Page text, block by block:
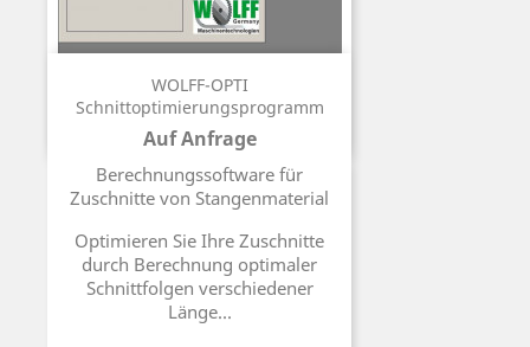
WOLFF-OPTI
Schnittoptimierungsprogramm
Auf Anfrage
Preis
Berechnungssoftware für
Zuschnitte von Stangenmaterial
Optimieren Sie Ihre Zuschnitte
durch Berechnung optimaler
Schnittfolgen verschiedener
Länge...